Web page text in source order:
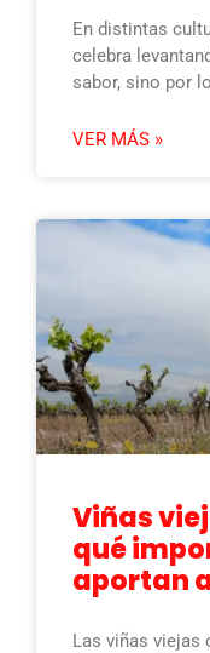
En distintas
celebra
sabor, sino por lo
VER MÁS »
Viñas
qué
aportan
Las viñas viejas